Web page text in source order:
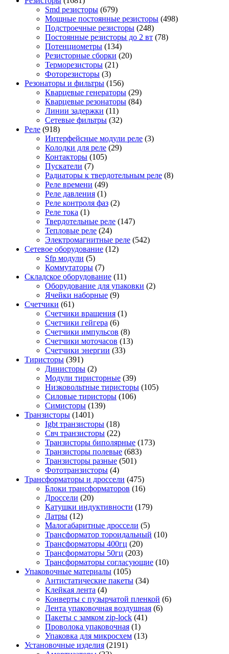
Smd резисторы (679)
Мощные постоянные резисторы (498)
Подстроечные резисторы (248)
Постоянные резисторы до 2 вт (78)
Потенциометры (134)
Резисторные сборки (20)
Терморезисторы (21)
Фоторезисторы (3)
Резонаторы и фильтры (156)
Кварцевые генераторы (29)
Кварцевые резонаторы (84)
Линии задержки (11)
Сетевые фильтры (32)
Реле (918)
Интерфейсные модули реле (3)
Колодки для реле (29)
Контакторы (105)
Пускатели (7)
Радиаторы к твердотельным реле (8)
Реле времени (49)
Реле давления (1)
Реле контроля фаз (2)
Реле тока (1)
Твердотельные реле (147)
Тепловые реле (24)
Электромагнитные реле (542)
Сетевое оборудование (12)
Sfp модули (5)
Коммутаторы (7)
Складское оборудование (11)
Оборудование для упаковки (2)
Ячейки наборные (9)
Счетчики (61)
Счетчики вращения (1)
Счетчики гейгера (6)
Счетчики импульсов (8)
Счетчики моточасов (13)
Счетчики энергии (33)
Тиристоры (391)
Динисторы (2)
Модули тиристорные (39)
Низковольтные тиристоры (105)
Силовые тиристоры (106)
Симисторы (139)
Транзисторы (1401)
Igbt транзисторы (18)
Свч транзисторы (22)
Транзисторы биполярные (173)
Транзисторы полевые (683)
Транзисторы разные (501)
Фототранзисторы (4)
Трансформаторы и дроссели (475)
Блоки трансформаторов (16)
Дроссели (20)
Катушки индуктивности (179)
Латры (12)
Малогабаритные дроссели (5)
Трансформатор тороидальный (10)
Трансформаторы 400гц (20)
Трансформаторы 50гц (203)
Трансформаторы согласующие (10)
Упаковочные материалы (105)
Антистатические пакеты (34)
Клейкая лента (4)
Конверты с пузырчатой пленкой (6)
Лента упаковочная воздушная (6)
Пакеты с замком zip-lock (41)
Проволока упаковочная (1)
Упаковка для микросхем (13)
Установочные изделия (2191)